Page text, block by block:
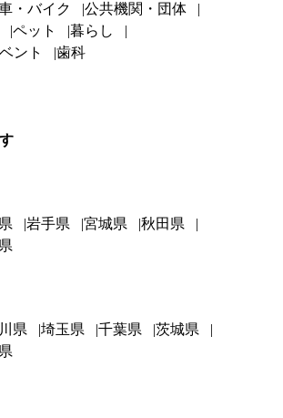
・バイク
公共機関・団体
ペット
暮らし
ント
歯科
岩手県 宮城県
秋田県
県 埼玉県 千葉県
茨城県